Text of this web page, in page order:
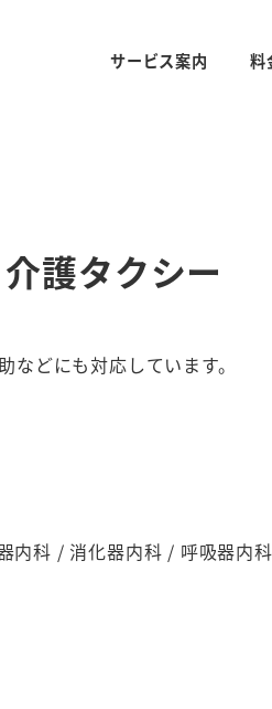
サービス案内 料
護タクシー
どにも対応しています。
科 / 消化器内科 / 呼吸器